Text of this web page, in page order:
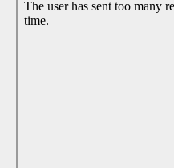
content